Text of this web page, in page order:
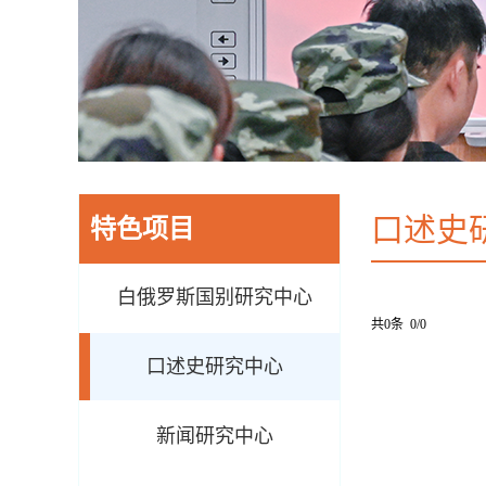
特色项目
白俄罗斯国别研究中心
口述史研究中心
新闻研究中心
口述史
共0条 0/0